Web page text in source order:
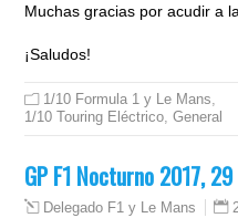
Muchas gracias por acudir a
¡Saludos!
1/10 Formula 1 y Le Mans
1/10 Touring Eléctrico ,General
GP F1 Nocturno 2017,
Delegado F1 y Le Mans